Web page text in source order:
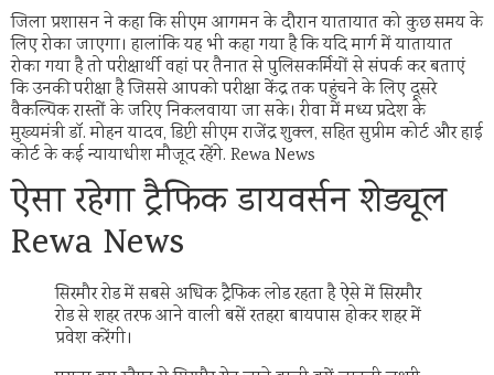
जिला प्रशासन ने कहा कि सीएम आगमन के दौरान यातायात को कुछ समय के
लिए रोका जाएगा। हालांकि यह भी कहा गया है कि यदि मार्ग में यातायात
रोका गया है तो परीक्षार्थी वहां पर तैनात से पुलिसकर्मियों से संपर्क कर बताएं
कि उनकी परीक्षा है जिससे आपको परीक्षा केंद्र तक पहुंचने के लिए दूसरे
वैकल्पिक रास्तों के जरिए निकलवाया जा सके। रीवा में मध्य प्रदेश के
मुख्यमंत्री डॉ. मोहन यादव, डिप्टी सीएम राजेंद्र शुक्ल, सहित सुप्रीम कोर्ट और हाई
कोर्ट के कई न्यायाधीश मौजूद रहेंगे. Rewa News
ऐसा रहेगा ट्रैफिक डायवर्सन शेड्यूल
Rewa News
सिरमौर रोड में सबसे अधिक ट्रैफिक लोड रहता है ऐसे में सिरमौर
रोड से शहर तरफ आने वाली बसें रतहरा बायपास होकर शहर में
प्रवेश करेंगी।